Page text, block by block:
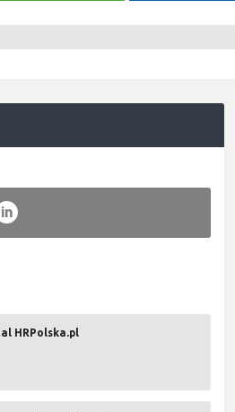
HRPolska.pl